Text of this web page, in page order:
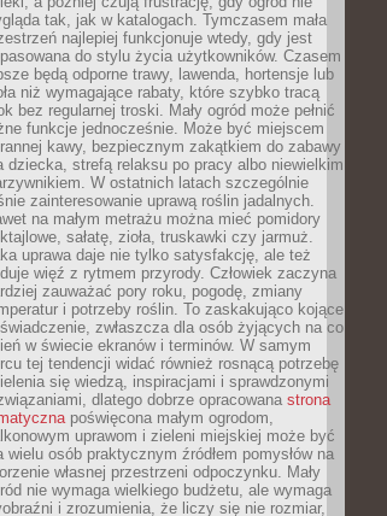
tak, jak w katalogach. Tymczasem mała
najlepiej funkcjonuje wtedy, gdy jest
do stylu życia użytkowników. Czasem
będą odporne trawy, lawenda, hortensje lub
niż wymagające rabaty, które szybko tracą
bez regularnej troski. Mały ogród może pełnić
funkcje jednocześnie. Może być miejscem
kawy, bezpiecznym zakątkiem do zabawy
dziecka, strefą relaksu po pracy albo niewielkim
W ostatnich latach szczególnie
zainteresowanie uprawą roślin jadalnych.
na małym metrażu można mieć pomidory
sałatę, zioła, truskawki czy jarmuż.
uprawa daje nie tylko satysfakcję, ale też
więź z rytmem przyrody. Człowiek zaczyna
zauważać pory roku, pogodę, zmiany
i potrzeby roślin. To zaskakująco kojące
zwłaszcza dla osób żyjących na co
w świecie ekranów i terminów. W samym
tej tendencji widać również rosnącą potrzebę
się wiedzą, inspiracjami i sprawdzonymi
dlatego dobrze opracowana strona
poświęcona małym ogrodom,
uprawom i zieleni miejskiej może być
wielu osób praktycznym źródłem pomysłów na
własnej przestrzeni odpoczynku. Mały
nie wymaga wielkiego budżetu, ale wymaga
i zrozumienia, że liczy się nie rozmiar,